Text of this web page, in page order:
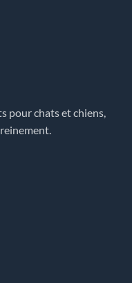
pour chats et chiens,